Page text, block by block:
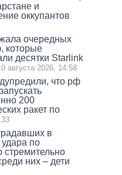
и
оккупантов
очередных
которые
десятки Starlink
августа 2026, 14:58
что рф
200
ракет по
в
удара по
них – дети